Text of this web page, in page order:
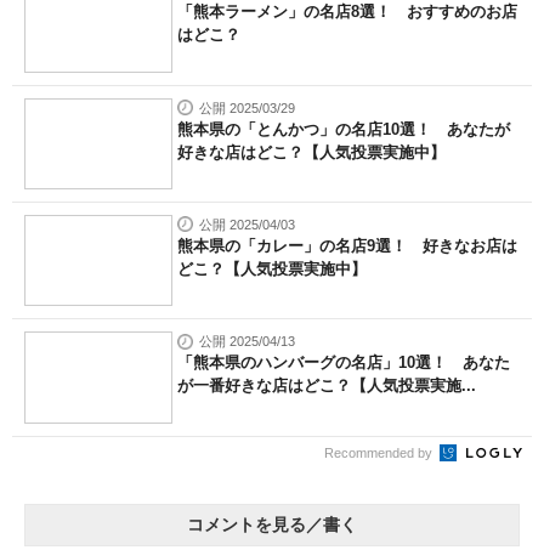
「熊本ラーメン」の名店8選！ おすすめのお店
はどこ？
公開 2025/03/29
熊本県の「とんかつ」の名店10選！ あなたが
好きな店はどこ？【人気投票実施中】
公開 2025/04/03
熊本県の「カレー」の名店9選！ 好きなお店は
どこ？【人気投票実施中】
公開 2025/04/13
「熊本県のハンバーグの名店」10選！ あなた
が一番好きな店はどこ？【人気投票実施...
Recommended by
コメントを見る／書く